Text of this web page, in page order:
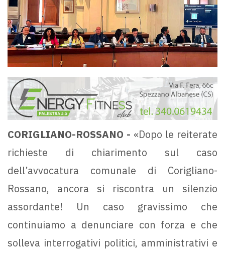
CORIGLIANO-ROSSANO - «Dopo le reiterate
richieste di chiarimento sul caso
dell’avvocatura comunale di Corigliano-
Rossano, ancora si riscontra un silenzio
assordante! Un caso gravissimo che
continuiamo a denunciare con forza e che
solleva interrogativi politici, amministrativi e